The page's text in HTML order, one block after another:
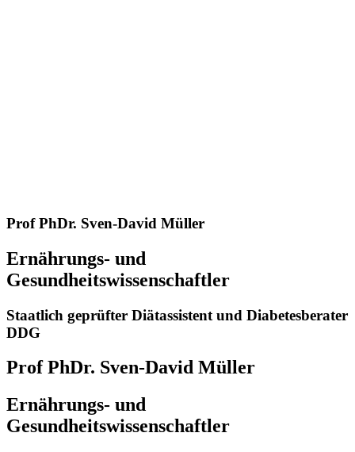
Prof PhDr. Sven-David Müller
Ernährungs- und
Gesundheitswissenschaftler
Staatlich geprüfter Diätassistent und Diabetesberater
DDG
Prof PhDr. Sven-David Müller
Ernährungs- und
Gesundheitswissenschaftler